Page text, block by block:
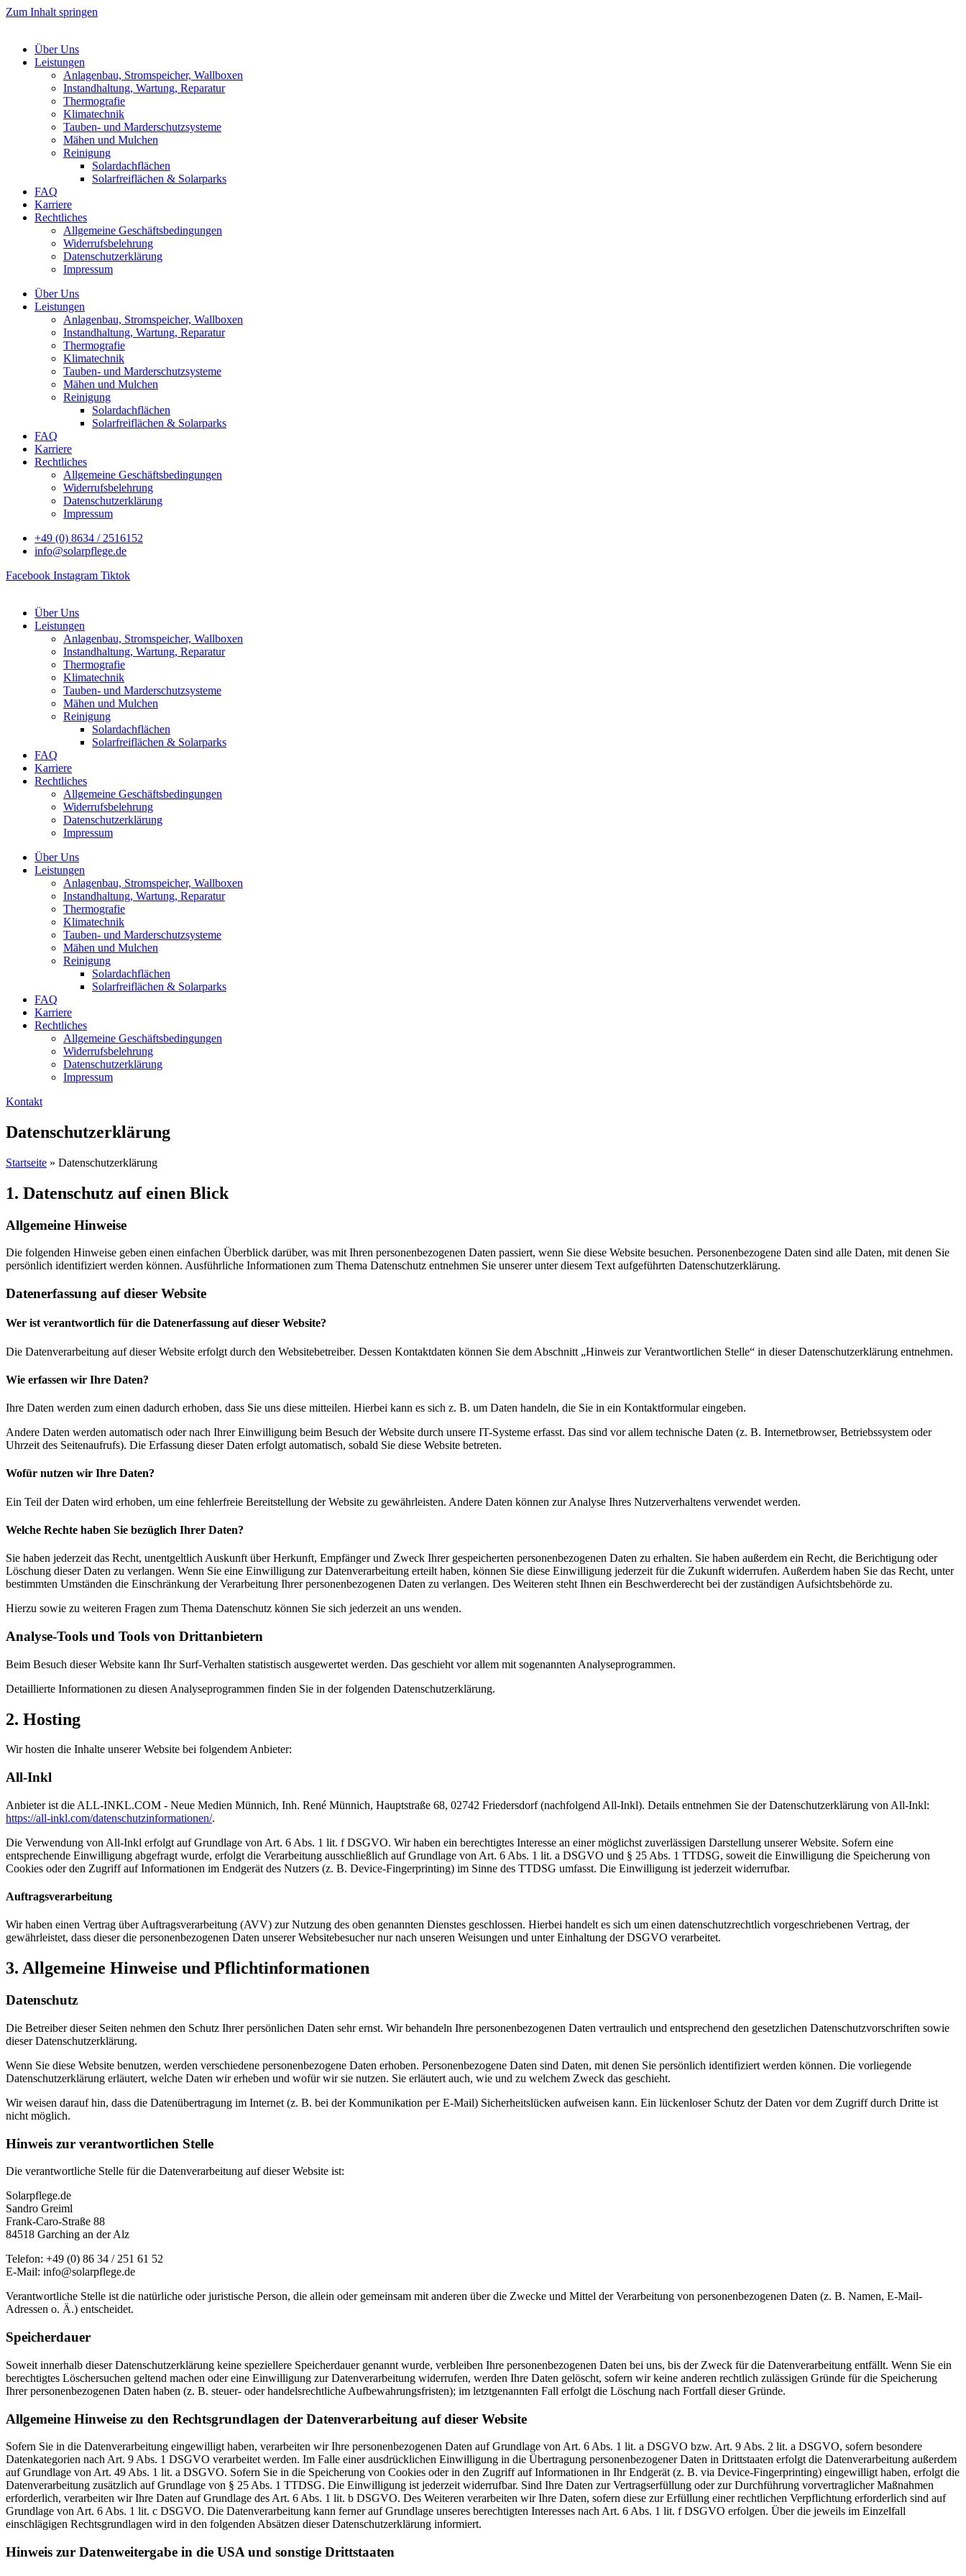
Zum Inhalt springen
Über Uns
Leistungen
Anlagenbau, Stromspeicher, Wallboxen
Instandhaltung, Wartung, Reparatur
Thermografie
Klimatechnik
Tauben- und Marderschutzsysteme
Mähen und Mulchen
Reinigung
Solardachflächen
Solarfreiflächen & Solarparks
FAQ
Karriere
Rechtliches
Allgemeine Geschäftsbedingungen
Widerrufsbelehrung
Datenschutzerklärung
Impressum
Über Uns
Leistungen
Anlagenbau, Stromspeicher, Wallboxen
Instandhaltung, Wartung, Reparatur
Thermografie
Klimatechnik
Tauben- und Marderschutzsysteme
Mähen und Mulchen
Reinigung
Solardachflächen
Solarfreiflächen & Solarparks
FAQ
Karriere
Rechtliches
Allgemeine Geschäftsbedingungen
Widerrufsbelehrung
Datenschutzerklärung
Impressum
+49 (0) 8634 / 2516152
info@solarpflege.de
Facebook Instagram Tiktok
Über Uns
Leistungen
Anlagenbau, Stromspeicher, Wallboxen
Instandhaltung, Wartung, Reparatur
Thermografie
Klimatechnik
Tauben- und Marderschutzsysteme
Mähen und Mulchen
Reinigung
Solardachflächen
Solarfreiflächen & Solarparks
FAQ
Karriere
Rechtliches
Allgemeine Geschäftsbedingungen
Widerrufsbelehrung
Datenschutzerklärung
Impressum
Über Uns
Leistungen
Anlagenbau, Stromspeicher, Wallboxen
Instandhaltung, Wartung, Reparatur
Thermografie
Klimatechnik
Tauben- und Marderschutzsysteme
Mähen und Mulchen
Reinigung
Solardachflächen
Solarfreiflächen & Solarparks
FAQ
Karriere
Rechtliches
Allgemeine Geschäftsbedingungen
Widerrufsbelehrung
Datenschutzerklärung
Impressum
Kontakt
Datenschutzerklärung
Startseite » Datenschutzerklärung
1. Datenschutz auf einen Blick
Allgemeine Hinweise
Die folgenden Hinweise geben einen einfachen Überblick darüber, was mit Ihren personenbezogenen Daten passiert, wenn Sie diese Website besuchen. Personenbezogene Daten sind alle Daten, mit denen Sie
persönlich identifiziert werden können. Ausführliche Informationen zum Thema Datenschutz entnehmen Sie unserer unter diesem Text aufgeführten Datenschutzerklärung.
Datenerfassung auf dieser Website
Wer ist verantwortlich für die Datenerfassung auf dieser Website?
Die Datenverarbeitung auf dieser Website erfolgt durch den Websitebetreiber. Dessen Kontaktdaten können Sie dem Abschnitt „Hinweis zur Verantwortlichen Stelle“ in dieser Datenschutzerklärung entnehmen.
Wie erfassen wir Ihre Daten?
Ihre Daten werden zum einen dadurch erhoben, dass Sie uns diese mitteilen. Hierbei kann es sich z. B. um Daten handeln, die Sie in ein Kontaktformular eingeben.
Andere Daten werden automatisch oder nach Ihrer Einwilligung beim Besuch der Website durch unsere IT-Systeme erfasst. Das sind vor allem technische Daten (z. B. Internetbrowser, Betriebssystem oder
Uhrzeit des Seitenaufrufs). Die Erfassung dieser Daten erfolgt automatisch, sobald Sie diese Website betreten.
Wofür nutzen wir Ihre Daten?
Ein Teil der Daten wird erhoben, um eine fehlerfreie Bereitstellung der Website zu gewährleisten. Andere Daten können zur Analyse Ihres Nutzerverhaltens verwendet werden.
Welche Rechte haben Sie bezüglich Ihrer Daten?
Sie haben jederzeit das Recht, unentgeltlich Auskunft über Herkunft, Empfänger und Zweck Ihrer gespeicherten personenbezogenen Daten zu erhalten. Sie haben außerdem ein Recht, die Berichtigung oder
Löschung dieser Daten zu verlangen. Wenn Sie eine Einwilligung zur Datenverarbeitung erteilt haben, können Sie diese Einwilligung jederzeit für die Zukunft widerrufen. Außerdem haben Sie das Recht, unter
bestimmten Umständen die Einschränkung der Verarbeitung Ihrer personenbezogenen Daten zu verlangen. Des Weiteren steht Ihnen ein Beschwerderecht bei der zuständigen Aufsichtsbehörde zu.
Hierzu sowie zu weiteren Fragen zum Thema Datenschutz können Sie sich jederzeit an uns wenden.
Analyse-Tools und Tools von Dritt­anbietern
Beim Besuch dieser Website kann Ihr Surf-Verhalten statistisch ausgewertet werden. Das geschieht vor allem mit sogenannten Analyseprogrammen.
Detaillierte Informationen zu diesen Analyseprogrammen finden Sie in der folgenden Datenschutzerklärung.
2. Hosting
Wir hosten die Inhalte unserer Website bei folgendem Anbieter:
All-Inkl
Anbieter ist die ALL-INKL.COM - Neue Medien Münnich, Inh. René Münnich, Hauptstraße 68, 02742 Friedersdorf (nachfolgend All-Inkl). Details entnehmen Sie der Datenschutzerklärung von All-Inkl:
https://all-inkl.com/datenschutzinformationen/.
Die Verwendung von All-Inkl erfolgt auf Grundlage von Art. 6 Abs. 1 lit. f DSGVO. Wir haben ein berechtigtes Interesse an einer möglichst zuverlässigen Darstellung unserer Website. Sofern eine
entsprechende Einwilligung abgefragt wurde, erfolgt die Verarbeitung ausschließlich auf Grundlage von Art. 6 Abs. 1 lit. a DSGVO und § 25 Abs. 1 TTDSG, soweit die Einwilligung die Speicherung von
Cookies oder den Zugriff auf Informationen im Endgerät des Nutzers (z. B. Device-Fingerprinting) im Sinne des TTDSG umfasst. Die Einwilligung ist jederzeit widerrufbar.
Auftragsverarbeitung
Wir haben einen Vertrag über Auftragsverarbeitung (AVV) zur Nutzung des oben genannten Dienstes geschlossen. Hierbei handelt es sich um einen datenschutzrechtlich vorgeschriebenen Vertrag, der
gewährleistet, dass dieser die personenbezogenen Daten unserer Websitebesucher nur nach unseren Weisungen und unter Einhaltung der DSGVO verarbeitet.
3. Allgemeine Hinweise und Pflicht­informationen
Datenschutz
Die Betreiber dieser Seiten nehmen den Schutz Ihrer persönlichen Daten sehr ernst. Wir behandeln Ihre personenbezogenen Daten vertraulich und entsprechend den gesetzlichen Datenschutzvorschriften sowie
dieser Datenschutzerklärung.
Wenn Sie diese Website benutzen, werden verschiedene personenbezogene Daten erhoben. Personenbezogene Daten sind Daten, mit denen Sie persönlich identifiziert werden können. Die vorliegende
Datenschutzerklärung erläutert, welche Daten wir erheben und wofür wir sie nutzen. Sie erläutert auch, wie und zu welchem Zweck das geschieht.
Wir weisen darauf hin, dass die Datenübertragung im Internet (z. B. bei der Kommunikation per E-Mail) Sicherheitslücken aufweisen kann. Ein lückenloser Schutz der Daten vor dem Zugriff durch Dritte ist
nicht möglich.
Hinweis zur verantwortlichen Stelle
Die verantwortliche Stelle für die Datenverarbeitung auf dieser Website ist:
Solarpflege.de
Sandro Greiml
Frank-Caro-Straße 88
84518 Garching an der Alz
Telefon: +49 (0) 86 34 / 251 61 52
E-Mail: info@solarpflege.de
Verantwortliche Stelle ist die natürliche oder juristische Person, die allein oder gemeinsam mit anderen über die Zwecke und Mittel der Verarbeitung von personenbezogenen Daten (z. B. Namen, E-Mail-
Adressen o. Ä.) entscheidet.
Speicherdauer
Soweit innerhalb dieser Datenschutzerklärung keine speziellere Speicherdauer genannt wurde, verbleiben Ihre personenbezogenen Daten bei uns, bis der Zweck für die Datenverarbeitung entfällt. Wenn Sie ein
berechtigtes Löschersuchen geltend machen oder eine Einwilligung zur Datenverarbeitung widerrufen, werden Ihre Daten gelöscht, sofern wir keine anderen rechtlich zulässigen Gründe für die Speicherung
Ihrer personenbezogenen Daten haben (z. B. steuer- oder handelsrechtliche Aufbewahrungsfristen); im letztgenannten Fall erfolgt die Löschung nach Fortfall dieser Gründe.
Allgemeine Hinweise zu den Rechtsgrundlagen der Datenverarbeitung auf dieser Website
Sofern Sie in die Datenverarbeitung eingewilligt haben, verarbeiten wir Ihre personenbezogenen Daten auf Grundlage von Art. 6 Abs. 1 lit. a DSGVO bzw. Art. 9 Abs. 2 lit. a DSGVO, sofern besondere
Datenkategorien nach Art. 9 Abs. 1 DSGVO verarbeitet werden. Im Falle einer ausdrücklichen Einwilligung in die Übertragung personenbezogener Daten in Drittstaaten erfolgt die Datenverarbeitung außerdem
auf Grundlage von Art. 49 Abs. 1 lit. a DSGVO. Sofern Sie in die Speicherung von Cookies oder in den Zugriff auf Informationen in Ihr Endgerät (z. B. via Device-Fingerprinting) eingewilligt haben, erfolgt die
Datenverarbeitung zusätzlich auf Grundlage von § 25 Abs. 1 TTDSG. Die Einwilligung ist jederzeit widerrufbar. Sind Ihre Daten zur Vertragserfüllung oder zur Durchführung vorvertraglicher Maßnahmen
erforderlich, verarbeiten wir Ihre Daten auf Grundlage des Art. 6 Abs. 1 lit. b DSGVO. Des Weiteren verarbeiten wir Ihre Daten, sofern diese zur Erfüllung einer rechtlichen Verpflichtung erforderlich sind auf
Grundlage von Art. 6 Abs. 1 lit. c DSGVO. Die Datenverarbeitung kann ferner auf Grundlage unseres berechtigten Interesses nach Art. 6 Abs. 1 lit. f DSGVO erfolgen. Über die jeweils im Einzelfall
einschlägigen Rechtsgrundlagen wird in den folgenden Absätzen dieser Datenschutzerklärung informiert.
Hinweis zur Datenweitergabe in die USA und sonstige Drittstaaten